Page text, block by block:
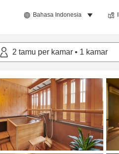
Bahasa Indonesia
2 tamu per kamar • 1 kamar